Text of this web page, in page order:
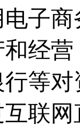
子
经
等
联